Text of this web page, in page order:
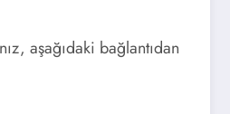
aşağıdaki bağlantıdan